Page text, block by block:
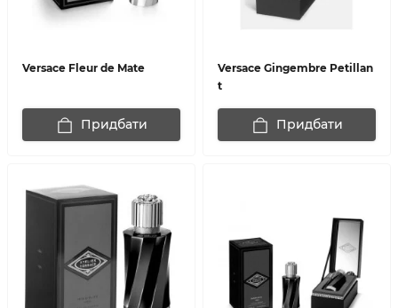
Versace Fleur de Mate
Придбати
Versace Gingembre Petillan
t
Придбати